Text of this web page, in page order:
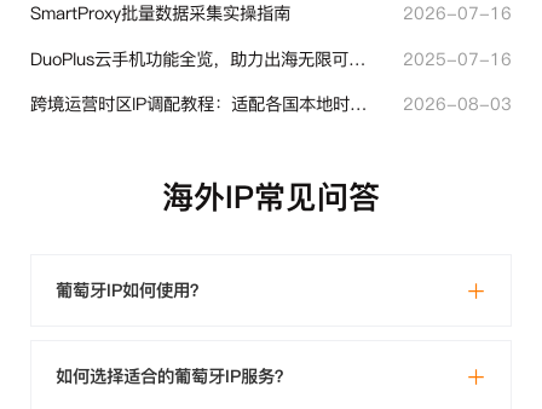
SmartProxy批量数据采集实操指南
2026-07-16
DuoPlus云手机功能全览，助力出海无限可能！
2025-07-16
跨境运营时区IP调配教程：适配各国本地时区设置方法
2026-08-03
海外IP常见问答
葡萄牙IP如何使用？
如何选择适合的葡萄牙IP服务？